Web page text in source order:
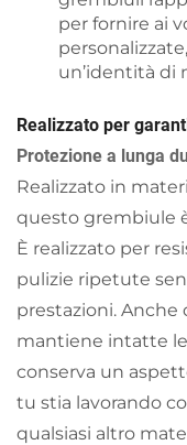
per fornire ai
un’identità di
Realizzato per
Protezione a lunga
Realizzato in
questo grembiule
È realizzato per
pulizie ripetute
prestazioni. Anche
mantiene intatte
conserva un
tu stia lavorando
qualsiasi altro